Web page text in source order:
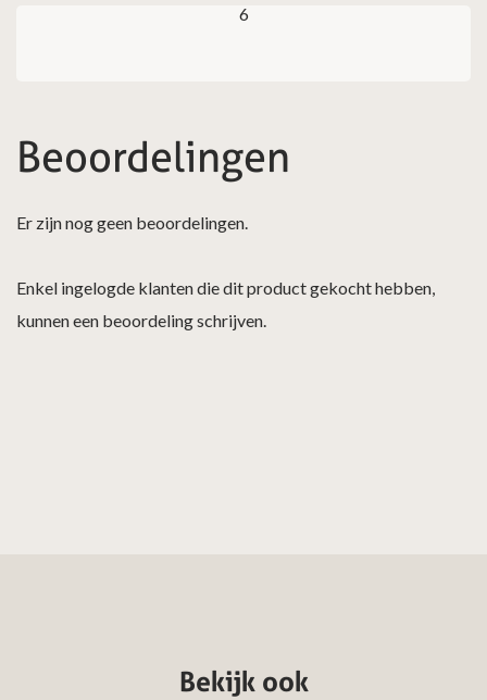
6
Beoordelingen
Er zijn nog geen beoordelingen.
Enkel ingelogde klanten die dit product gekocht hebben,
kunnen een beoordeling schrijven.
Bekijk ook